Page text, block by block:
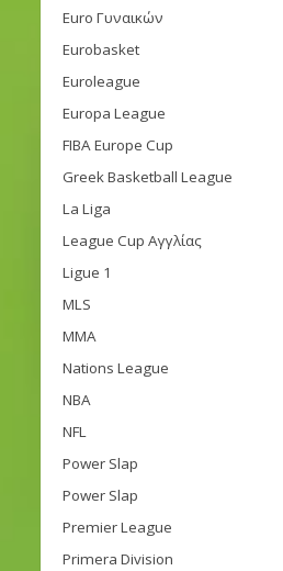
Euro Γυναικών
Eurobasket
Euroleague
Europa League
FIBA Europe Cup
Greek Basketball League
La Liga
League Cup Αγγλίας
Ligue 1
MLS
MMA
Nations League
NBA
NFL
Power Slap
Power Slap
Premier League
Primera Division